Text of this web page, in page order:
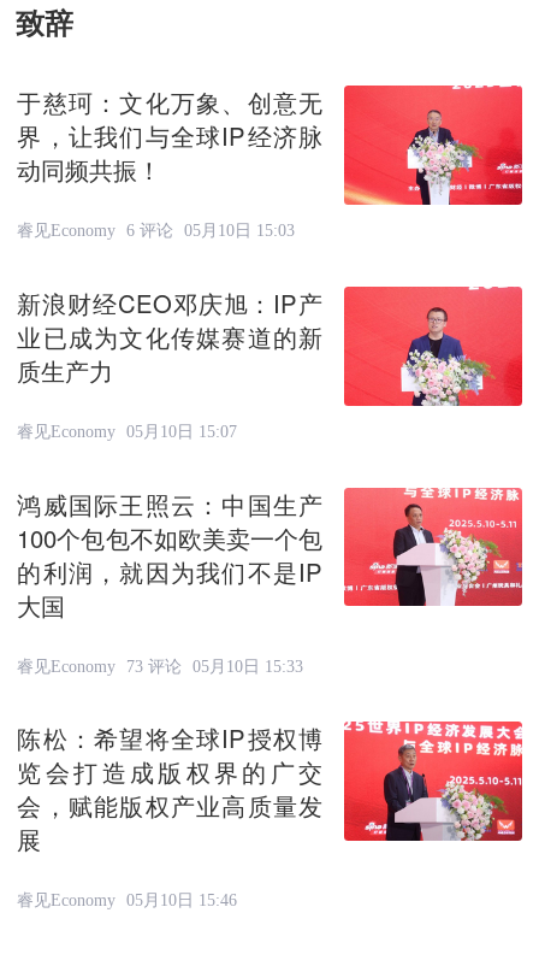
致辞
于慈珂：文化万象、创意无
界，让我们与全球IP经济脉
动同频共振！
睿见Economy 6 评论 05月10日 15:03
新浪财经CEO邓庆旭：IP产
业已成为文化传媒赛道的新
质生产力
睿见Economy 05月10日 15:07
鸿威国际王照云：中国生产
100个包包不如欧美卖一个包
的利润，就因为我们不是IP
大国
睿见Economy 73 评论 05月10日 15:33
陈松：希望将全球IP授权博
览会打造成版权界的广交
会，赋能版权产业高质量发
展
睿见Economy 05月10日 15:46